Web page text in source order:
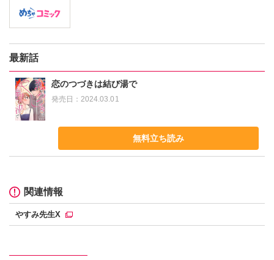
どどこか彼の存在に安心している自分もいて…。突然の同居生活
と大好きな銭湯と、これからどうなっちゃうの―!?
最新話
恋のつづきは結び湯で
発売日：2024.03.01
無料立ち読み
関連情報
やすみ先生X